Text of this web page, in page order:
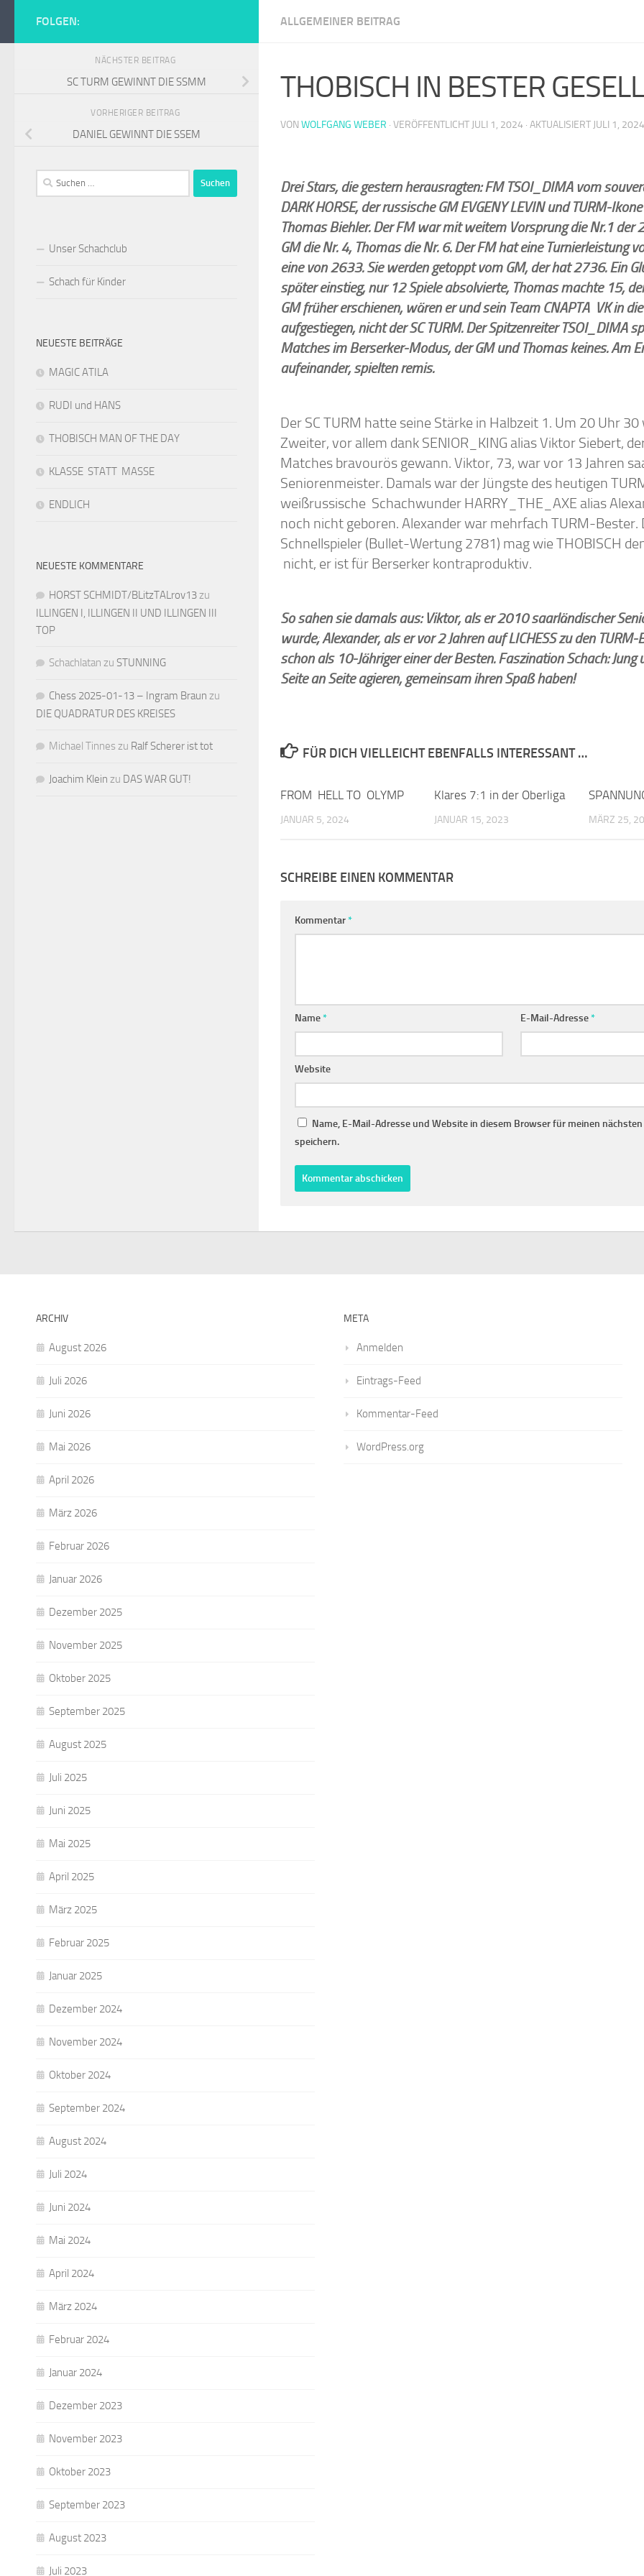
Zum Inhalt springen
Schachclub Turm Illingen
ALLGEMEINER BEITRAG
THOBISCH IN BESTER
VON WOLFGANG WEBER · VERÖFFENTLICHT JULI 1, 2024 · AKTUALISIERT JULI 1, 2024
Drei Stars, die gestern herausragten: FM TSOI_DIMA vom
DARK HORSE, der russische GM EVGENY LEVIN und TURM-
Thomas Biehler. Der FM war mit weitem Vorsprung die Nr.1 der
GM die Nr. 4, Thomas die Nr. 6. Der FM hat eine Turnierleistung
eine von 2633. Sie werden getoppt vom GM, der hat 2736. Ein
später einstieg, nur 12 Spiele absolvierte, Thomas machte 15,
GM früher erschienen, wären er und sein Team CNAPTA VK in
aufgestiegen, nicht der SC TURM. Der Spitzenreiter TSOI_DIMA
Matches im Berserker-Modus,der GM und Thomas keines. Am
aufeinander, spielten remis.
Der SC TURM hatte seine Stärke in Halbzeit 1. Um 20 Uhr
Zweiter, vor allem dank SENIOR_KING alias Viktor Siebert,
Matches bravourös gewann. Viktor, 73, war vor 13 Jahren
Seniorenmeister. Damals war der Jüngste des heutigen
weißrussische Schachwunder HARRY_THE_AXE alias
noch nicht geboren. Alexander war mehrfach TURM-Bester.
Schnellspieler (Bullet-Wertung 2781) mag wie THOBISCH
nicht, er ist für Berserker kontraproduktiv.
So sahen sie damals aus: Viktor, als er 2010 saarländischer
wurde; Alexander, als er vor 2 Jahren auf LICHESS zu den
schon als 10-Jähriger einer der Besten. Faszination Schach: Jung
Seite an Seite agieren, gemeinsam ihren Spaß haben!
FÜR DICH VIELLEICHT EBENFALLS INTERESSANT …
FROM HELL TO OLYMP
JANUAR 5, 2024
Klares 7:1 in der Oberliga
JANUAR 15, 2023 MÄRZ 25,
SCHREIBE EINEN KOMMENTAR
Kommentar*
Name* E-Mail-Adresse*
Website
Name, E-Mail-Adresse und Website in diesem Browser für meinen
speichern.
FOLGEN:
NÄCHSTER BEITRAG
SC TURM GEWINNT DIE SSMM
VORHERIGER BEITRAG
DANIEL GEWINNT DIE SSEM
Suchen
nach:
Unser Schachclub
Schach für Kinder
NEUESTE BEITRÄGE
MAGIC ATILA
RUDI und HANS
THOBISCH MAN OF THE DAY
KLASSE STATT MASSE
ENDLICH
NEUESTE KOMMENTARE
HORST SCHMIDT/BLitzTALrov13zu
ILLINGEN I, ILLINGEN II UND ILLINGEN III
TOP
Schachlatan zu STUNNING
Chess 2025-01-13 – Ingram Braun zu
DIE QUADRATUR DES KREISES
Michael Tinnes zu Ralf Scherer ist tot
Joachim Klein zu DAS WAR GUT!
ARCHIV
August 2026
Juli 2026
Juni 2026
Mai 2026
April 2026
März 2026
Februar 2026
Januar 2026
Dezember 2025
November 2025
Oktober 2025
September 2025
August 2025
Juli 2025
Juni 2025
Mai 2025
April 2025
März 2025
Februar 2025
Januar 2025
Dezember 2024
November 2024
Oktober 2024
September 2024
August 2024
Juli 2024
Juni 2024
Mai 2024
April 2024
März 2024
Februar 2024
Januar 2024
Dezember 2023
November 2023
Oktober 2023
September 2023
August 2023
Juli 2023
META
Anmelden
Eintrags-Feed
Kommentar-Feed
WordPress.org